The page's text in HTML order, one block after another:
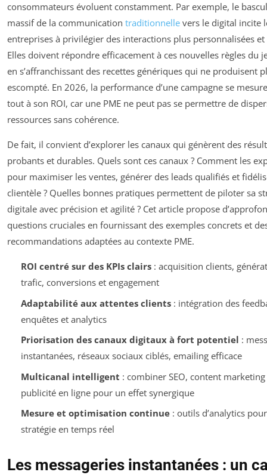
consommateurs évoluent constamment. Par exemple, le
massif de la communication traditionnelle vers le digital incite
entreprises à privilégier des interactions plus personnalisées et
Elles doivent répondre efficacement à ces nouvelles règles du
en s’affranchissant des recettes génériques qui ne produisent
escompté. En 2026, la performance d’une campagne se
tout à son ROI, car une PME ne peut pas se permettre de
ressources sans cohérence.
De fait, il convient d’explorer les canaux qui génèrent des
probants et durables. Quels sont ces canaux ? Comment les
pour maximiser les ventes, générer des leads qualifiés et
clientèle ? Quelles bonnes pratiques permettent de piloter sa
digitale avec précision et agilité ? Cet article propose
questions cruciales en fournissant des exemples concrets et
recommandations adaptées au contexte PME.
ROI centré sur des KPIs clairs: acquisition clients,
trafic, conversions et engagement
Adaptabilité aux attentes clients: intégration des
enquêtes et analytics
Priorisation des canaux digitaux à fort potentiel :
instantanées, réseaux sociaux ciblés, emailing efficace
Multicanal intelligent : combiner SEO, content marketing
publicité en ligne pour un effet synergique
Mesure et optimisation continue: outils d’analytics
stratégie en temps réel
Les messageries instantanées : un